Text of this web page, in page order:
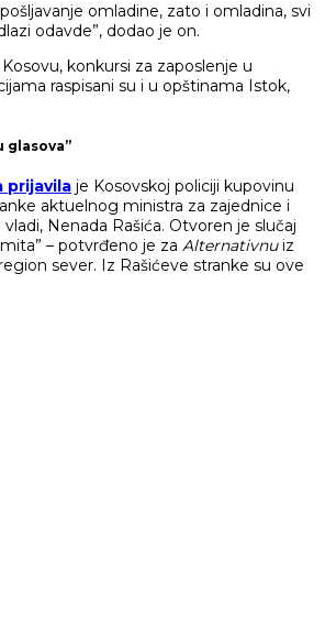
omladine, zato i omladina, svi
odavde”, dodao je on.
konkursi za zaposlenje u
raspisani su i u opštinama Istok,
glasova”
prijavila je Kosovskoj policiji kupovinu
aktuelnog ministra za zajednice i
Nenada Rašića. Otvoren je slučaj
– potvrđeno je za Alternativnuiz
sever. Iz Rašićeve stranke su ove